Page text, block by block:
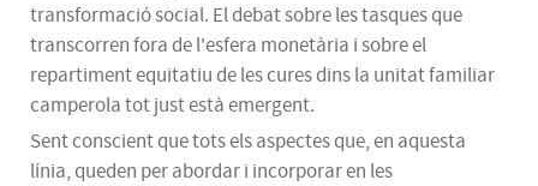
transformació social. El debat sobre les tasques que
transcorren fora de l'esfera monetària i sobre el
repartiment equitatiu de les cures dins la unitat familiar
camperola tot just està emergent.
Sent conscient que tots els aspectes que, en aquesta
línia, queden per abordar i incorporar en les